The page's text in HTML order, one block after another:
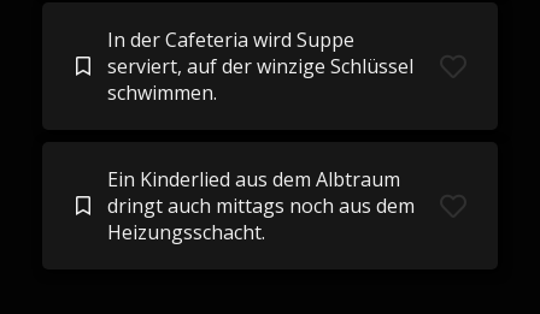
In der Cafeteria wird Suppe
serviert, auf der winzige Schlüssel
schwimmen.
Ein Kinderlied aus dem Albtraum
dringt auch mittags noch aus dem
Heizungsschacht.